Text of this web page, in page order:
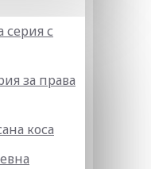
серия с
за права
коса